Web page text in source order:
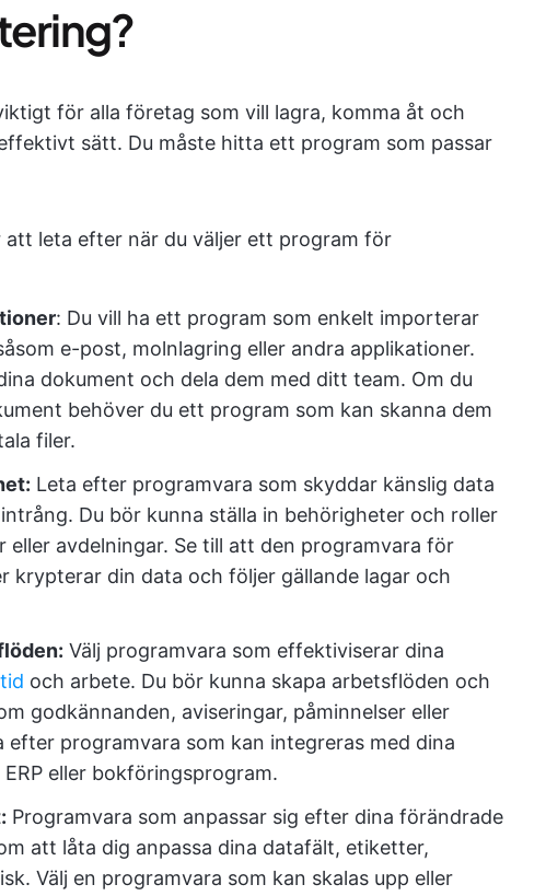
för alla företag som vill lagra, komma åt och
sätt. Du måste hitta ett program som passar
leta efter när du väljer ett program för
: Du vill ha ett program som enkelt importerar
e-post, molnlagring eller andra applikationer.
dokument och dela dem med ditt team. Om du
behöver du ett program som kan skanna dem
filer.
Leta efter programvara som skyddar känslig data
Du bör kunna ställa in behörigheter och roller
eller avdelningar. Se till att den programvara för
krypterar din data och följer gällande lagar och
Välj programvara som effektiviserar dina
och arbete. Du bör kunna skapa arbetsflöden och
godkännanden, aviseringar, påminnelser eller
efter programvara som kan integreras med dina
eller bokföringsprogram.
Programvara som anpassar sig efter dina förändrade
att låta dig anpassa dina datafält, etiketter,
Välj en programvara som kan skalas upp eller